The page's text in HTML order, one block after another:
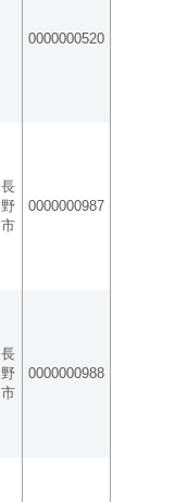
0000000520
長
野
市
0000000987
長
野
市
0000000988